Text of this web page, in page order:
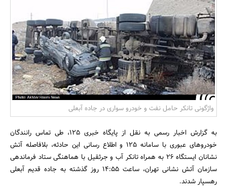
بانک، بیمه و سرمایه
مسکن و ساختمان
واژگونی تانکر حامل نفت و خودرو سواری در جاده آبعلی
به گزارش اخبار رسمی به نقل از پایگاه خبری 125، طی تماس رانندگان
خودروهای عبوری با سامانه 125 و اطلاع رسانی این حادثه، بلافاصله آتش
نشانان ایستگاه 26 به همراه تانکر آب و جرثقیل با هماهنگی ستاد فرماندهی
سازمان آتش نشانی تهران، ساعت 14:55 روز گذشته به جاده قدیم آبعلی
رهسپار شدند.